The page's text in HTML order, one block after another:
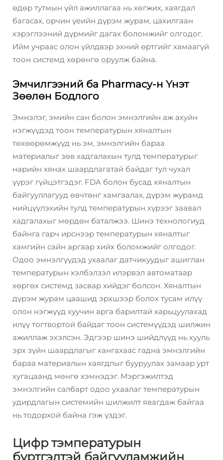
өдөр тутмын үйл ажиллагаа нь хөгжих, хаягдал
багасах, орчин үеийн дүрэм журам, цахилгаан
хэрэглээний дүрмийг дагах боломжийг олгодог.
Ийм учраас олон үйлдвэр эхний өртгийг хамаагүй
тоон системд хөрөнгө оруулж байна.
Эмчилгээний ба Pharmacy-н Үнэт
Зөөлөн Бодлого
Эмнэлэг, эмийн сан болон эмнэлгийн аж ахуйн
нэгжүүдэд тоон температурын хяналтын
төхөөрөмжүүд нь эм, эмнэлгийн бараа
материалыг зөв хадгалахын тулд температурыг
нарийн хянах шаардлагатай байдаг тул чухал
үүрэг гүйцэтгэдэг. FDA болон бусад хяналтын
байгууллагууд өвчтөнг хамгаалах, дүрэм журамд
нийцүүлэхийн тулд температурын хүрээг заавал
хадгалахыг мөрдөн баталжээ. Шинэ технологиуд
байнга гарч ирснээр температурын хяналтыг
хамгийн сайн аргаар хийх боломжийг олгодог.
Одоо эмнэлгүүдэд ухаалаг датчикуудыг ашиглан
температурын хэлбэлзэл илэрвэл автоматаар
хөргөх системд засвар хийдэг болсон. Хяналтын
дүрэм журам цаашид эрхшээр болох тусам илүү
олон нэгжүүд хуучин арга барилтай харьцуулахад
илүү тогтвортой байдаг тоон системүүдэд шилжин
ажиллаж эхэлсэн. Эдгээр шинэ шийдлүүд нь хууль
эрх зүйн шаардлагыг хангахаас гадна эмнэлгийн
бараа материалын хаягдлыг бууруулах замаар урт
хугацаанд мөнгө хэмнэдэг. Мэргэжилтэд
эмнэлгийн салбарт одоо ухаалаг температурын
удирдлагын системийн шилжилт явагдаж байгаа
нь тодорхой байна гэж үздэг.
Цифр тэмпературын
бүртгэлтэй байгууламжийн